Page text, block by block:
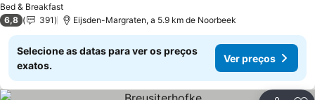
Bed & Breakfast
6,8 391 Eijsden-Margraten, a 5.9 km de Noorbeek
Selecione as datas para ver os preços
exatos.
Ver preços